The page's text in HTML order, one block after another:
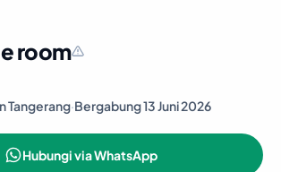
room
Tangerang·Bergabung 13 Juni 2026
Hubungi via WhatsApp